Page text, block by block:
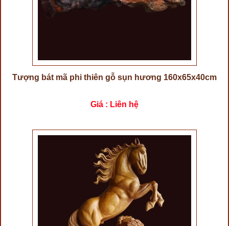
Tượng bát mã phi thiên gỗ sụn hương 160x65x40cm
Giá : Liên hệ